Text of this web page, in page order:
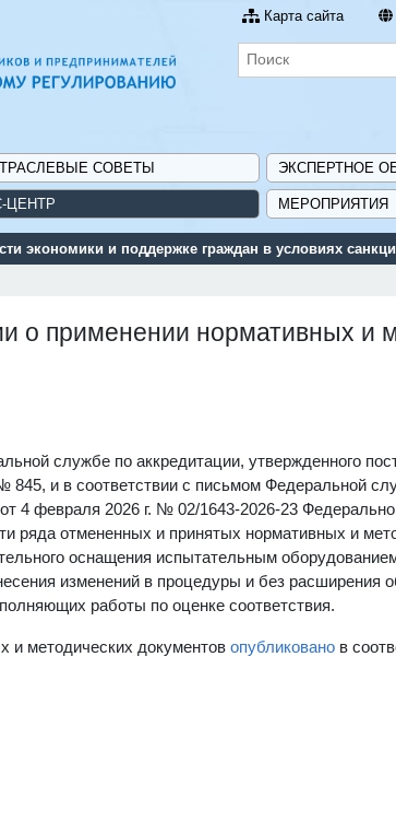
Карта сайта
СОВЕТЫ ЭКСПЕРТНОЕ
ЦЕНТР МЕРОПРИЯТИЯ
экономики и поддержке граждан в условиях
о применении нормативных и
службе по аккредитации, утвержденного
845, и в соответствии с письмом Федеральной
4 февраля 2026 г. № 02/1643-2026-23
ряда отмененных и принятых нормативных и
оснащения испытательным
изменений в процедуры и без расширения
работы по оценке соответствия.
и методических документов опубликовано в